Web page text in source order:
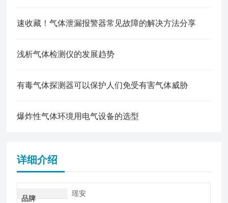
速收藏！气体泄漏报警器常见故障的解决方法分享
浅析气体检测仪的发展趋势
有毒气体探测器可以保护人们免受有害气体威胁
爆炸性气体环境用电气设备的选型
详细介绍
品牌
瑶安